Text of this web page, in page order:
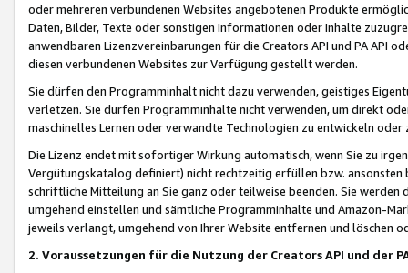
oder mehreren verbundenen Websites angebotenen Produkte
Daten, Bilder, Texte oder sonstigen Informationen oder Inhalte
anwendbaren Lizenzvereinbarungen für die Creators API und PA API
diesen verbundenen Websites zur Verfügung gestellt werden.
Sie dürfen den Programminhalt nicht dazu verwenden, geistiges
verletzen. Sie dürfen Programminhalte nicht verwenden, um direkt
maschinelles Lernen oder verwandte Technologien zu entwickeln
Die Lizenz endet mit sofortiger Wirkung automatisch, wenn Sie zu
Vergütungskatalog definiert) nicht rechtzeitig erfüllen bzw. ansonsten
schriftliche Mitteilung an Sie ganz oder teilweise beenden. Sie werden
umgehend einstellen und sämtliche Programminhalte und Amazon-
jeweils verlangt, umgehend von Ihrer Website entfernen und löschen
2. Voraussetzungen für die Nutzung der Creators API und der